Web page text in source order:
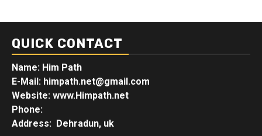
QUICK CONTACT
Name: Him Path
E-Mail: himpath.net@gmail.com
Website: www.Himpath.net
Phone:
Address: Dehradun, uk